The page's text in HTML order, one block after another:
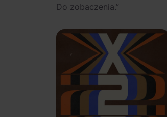
Do zobaczenia.”